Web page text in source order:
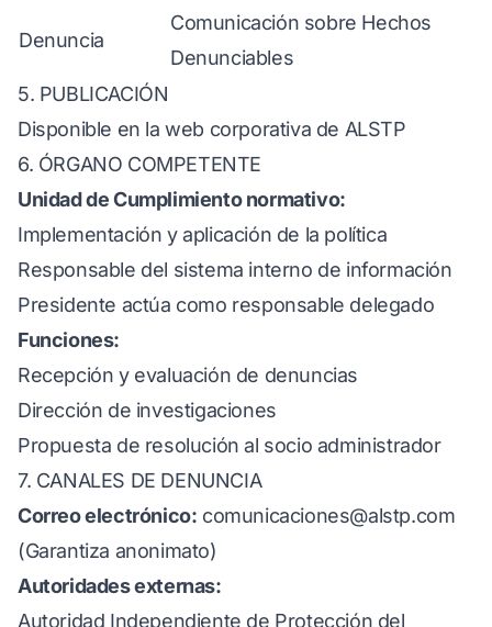
Denuncia
Comunicación sobre Hechos
Denunciables
5. PUBLICACIÓN
Disponible en la web corporativa de ALSTP
6. ÓRGANO COMPETENTE
Unidad de Cumplimiento normativo:
Implementación y aplicación de la política
Responsable del sistema interno de información
Presidente actúa como responsable delegado
Funciones:
Recepción y evaluación de denuncias
Dirección de investigaciones
Propuesta de resolución al socio administrador
7. CANALES DE DENUNCIA
Correo electrónico: comunicaciones@alstp.com
(Garantiza anonimato)
Autoridades externas:
Autoridad Independiente de Protección del